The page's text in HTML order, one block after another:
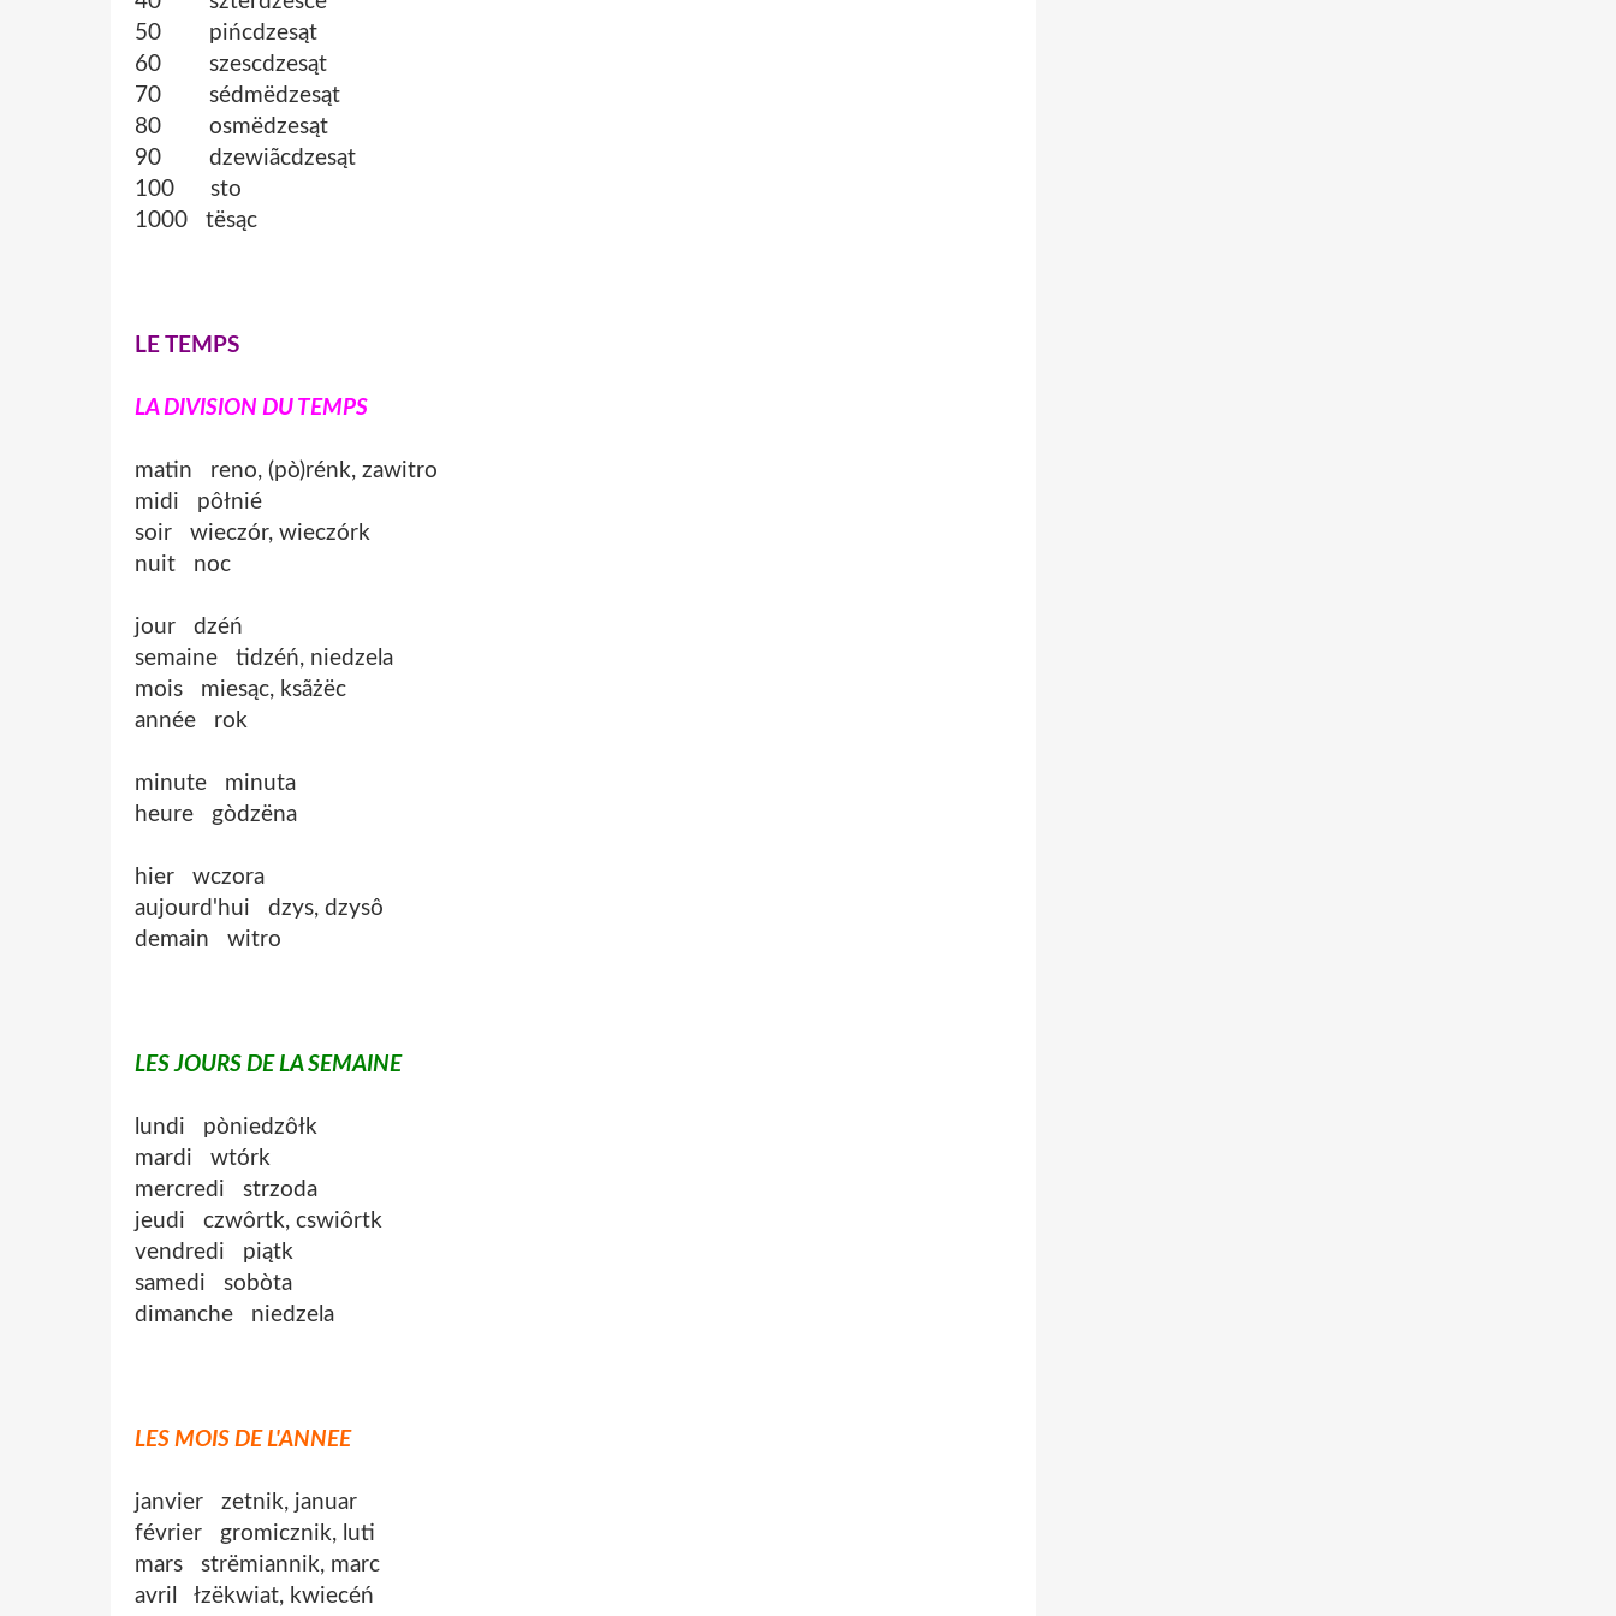
50 pińcdzesąt
60 szescdzesąt
70 sédmëdzesąt
80 osmëdzesąt
90 dzewiãcdzesąt
100 sto
1000 tësąc
LE TEMPS
LA DIVISION DU TEMPS
matin reno, (pò)rénk, zawitro
midi pôłnié
soir wieczór, wieczórk
nuit noc
jour dzéń
semaine tidzéń, niedzela
mois miesąc, ksãżëc
année rok
minute minuta
heure gòdzëna
hier wczora
aujourd'hui dzys, dzysô
demain witro
LES JOURS DE LA SEMAINE
lundi pòniedzôłk
mardi wtórk
mercredi strzoda
jeudi czwôrtk, cswiôrtk
vendredi piątk
samedi sobòta
dimanche niedzela
LES MOIS DE L'ANNEE
janvier zetnik, januar
février gromicznik, luti
mars strëmiannik, marc
avril łzëkwiat, kwiecéń